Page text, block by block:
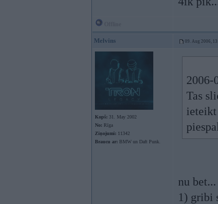
Melvins 09. Aug 2006,
Kopš: 31. May 2002
No: Rīga
Ziņojumi: 11342
Braucu ar: BMW un Daft Punk.
2006-
Tas
nu bet...
1) gribi